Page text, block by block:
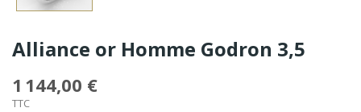
Alliance or Homme Godron 3,5
1 144,00 €
TTC